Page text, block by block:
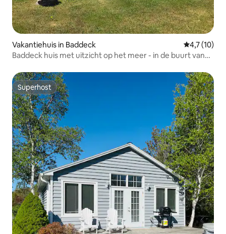
Vakantiehuis in Baddeck
4,7 (10)
Baddeck huis met uitzicht op het meer - in de buurt van
Superhost
Superhost